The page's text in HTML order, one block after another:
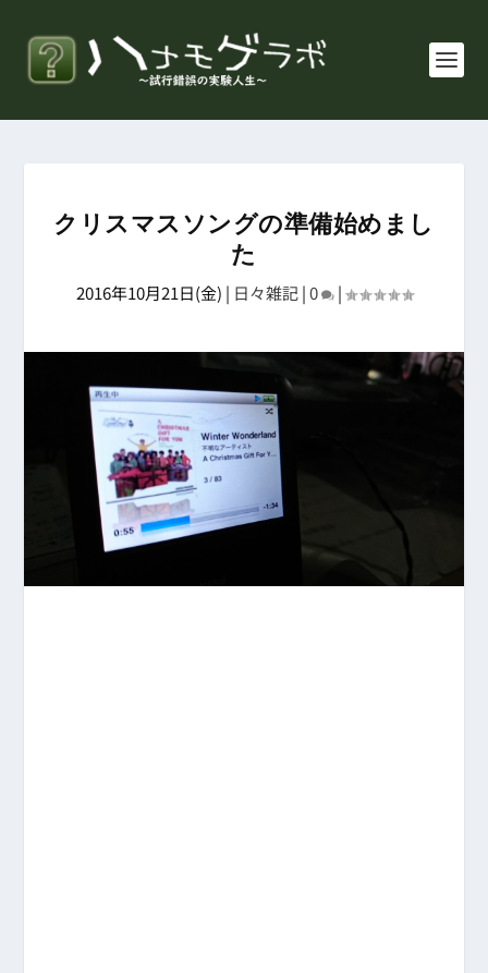
クリスマスソングの準備始めまし
た
2016年10月21日(金) | 日々雑記|0 |